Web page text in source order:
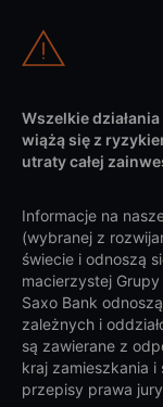
Wszelkie
wiążą się z
utraty całej
Informacje na
(wybranej z
świecie i odnoszą
macierzystej
Saxo Bank
zależnych i
są zawierane z
kraj zamieszkania
przepisy prawa